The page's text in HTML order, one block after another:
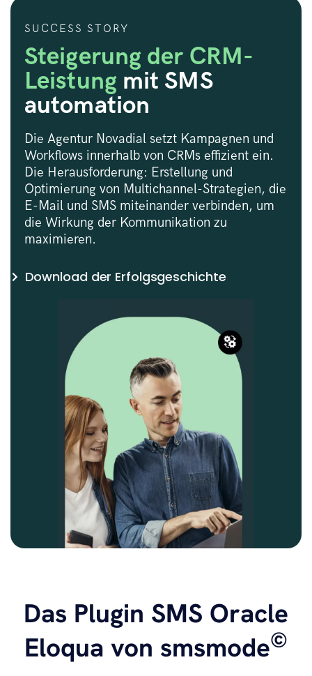
SUCCESS STORY
Steigerung der CRM-
Leistung mit SMS
automation
Die Agentur Novadial setzt Kampagnen und
Workflows innerhalb von CRMs effizient ein.
Die Herausforderung: Erstellung und
Optimierung von Multichannel-Strategien, die
E-Mail und SMS miteinander verbinden, um
die Wirkung der Kommunikation zu
maximieren.
Download der Erfolgsgeschichte
Das Plugin SMS Oracle
Eloqua von smsmode©